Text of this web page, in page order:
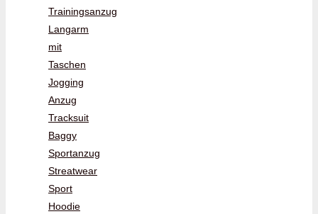
Trainingsanzug
Langarm
mit
Taschen
Jogging
Anzug
Tracksuit
Baggy
Sportanzug
Streatwear
Sport
Hoodie